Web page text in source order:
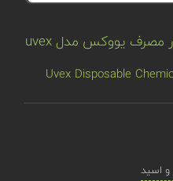
لباس ضد مواد شیمیایی یکبار مصرف یووکس مدل uvex
Uvex Disposable
اسید